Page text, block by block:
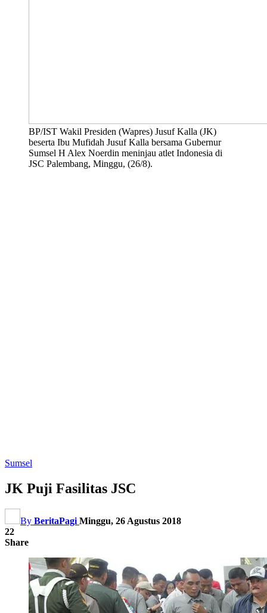
BP/IST Wakil Presiden (Wapres) Jusuf Kalla (JK)
beserta Ibu Mufidah Jusuf Kalla bersama Gubernur
Sumsel H Alex Noerdin meninjau atlet Indonesia di
JSC Palembang, Minggu, (26/8).
Sumsel
JK Puji Fasilitas JSC
By BeritaPagi Minggu, 26 Agustus 2018
22
Share